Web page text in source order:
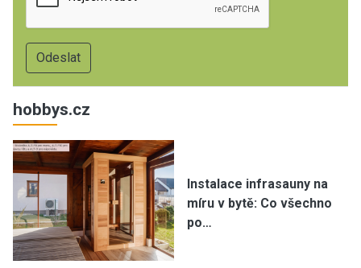
hobbys.cz
Instalace infrasauny na
míru v bytě: Co všechno
po…